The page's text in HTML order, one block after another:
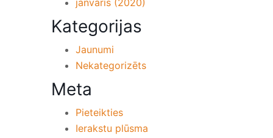
janvāris (2020)
Kategorijas
Jaunumi
Nekategorizēts
Meta
Pieteikties
Ierakstu plūsma